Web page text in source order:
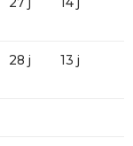
28 j 13 j